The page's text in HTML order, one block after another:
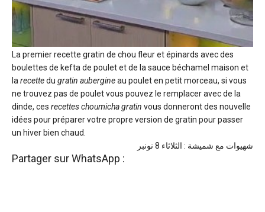
La premier recette gratin de chou fleur et épinards avec des
boulettes de kefta de poulet et de la sauce béchamel maison et
larecettedu gratin aubergineau poulet en petit morceau, si vous
ne trouvez pas de poulet vous pouvez le remplacer avec de la
dinde, ces recettes choumicha gratin vous donneront des nouvelle
idées pour préparer votre propre version de gratin pour passer
un hiver bien chaud.
شهيوات مع شميشة : الثلاثاء 8 نونبر
Partager sur WhatsApp :